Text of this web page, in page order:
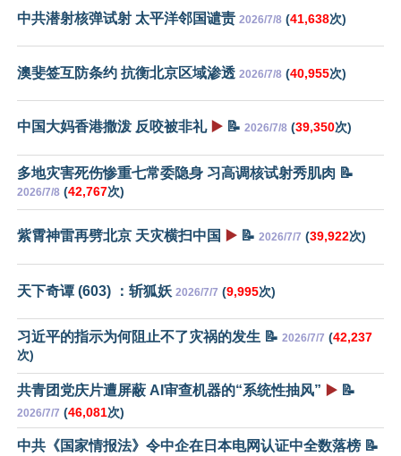
中共潜射核弹试射 太平洋邻国谴责 2026/7/8 (41,638次)
澳斐签互防条约 抗衡北京区域渗透 2026/7/8 (40,955次)
中国大妈香港撒泼 反咬被非礼 ▶️ 📝 2026/7/8 (39,350次)
多地灾害死伤惨重七常委隐身 习高调核试射秀肌肉 📝
2026/7/8 (42,767次)
紫霄神雷再劈北京 天灾横扫中国 ▶️ 📝 2026/7/7 (39,922次)
天下奇谭 (603) ：斩狐妖 2026/7/7 (9,995次)
习近平的指示为何阻止不了灾祸的发生 📝 2026/7/7 (42,237
次)
共青团党庆片遭屏蔽 AI审查机器的“系统性抽风” ▶️ 📝
2026/7/7 (46,081次)
中共《国家情报法》令中企在日本电网认证中全数落榜 📝